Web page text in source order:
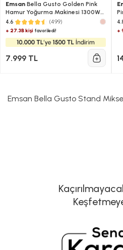
Emsan Bella Gusto Golden Pink
Hamur Yoğurma Makinesi 1300W
5L
4.6 (499)
+ 27.3B kişi favoriledi!
7.999 TL
+
Emsan Bella Gusto Stand